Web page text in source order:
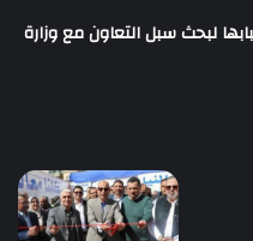
لبحث سبل التعاون مع وزارة